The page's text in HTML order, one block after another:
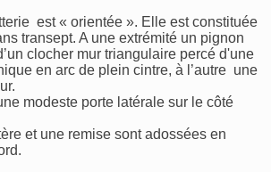
est « orientée ». Elle est constituée
transept. A une extrémité un pignon
clocher mur triangulaire percé d'une
en arc de plein cintre, à l’autre une
modeste porte latérale sur le côté
et une remise sont adossées en